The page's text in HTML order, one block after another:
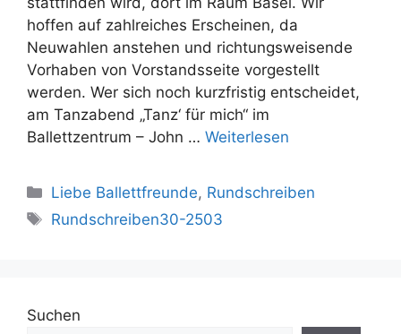
hoffen auf zahlreiches Erscheinen, da
Neuwahlen anstehen und richtungsweisende
Vorhaben von Vorstandsseite vorgestellt
werden. Wer sich noch kurzfristig entscheidet,
am Tanzabend „Tanz‘ für mich“ im
Ballettzentrum – John … Weiterlesen
Kategorien
Liebe Ballettfreunde, Rundschreiben
Schlagwörter
Rundschreiben30-2503
Suchen